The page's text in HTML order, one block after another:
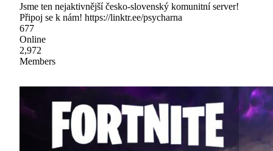
Jsme ten nejaktivnější česko-slovenský komunitní server!
Připoj se k nám! https://linktr.ee/psycharna
677
Online
2,972
Members